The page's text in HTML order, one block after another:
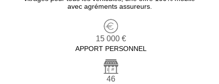
avec agréments assureurs.
15 000 €
APPORT PERSONNEL
46